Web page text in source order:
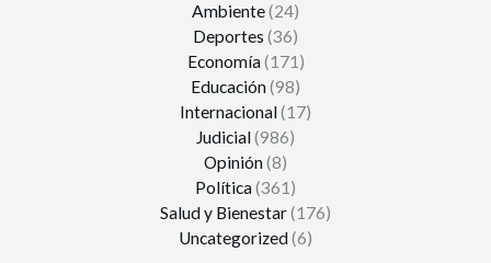
Ambiente(24)
Deportes (36)
Economía(171)
Educación(98)
Internacional(17)
Judicial(986)
Opinión(8)
Política(361)
Salud y Bienestar(176)
Uncategorized(6)